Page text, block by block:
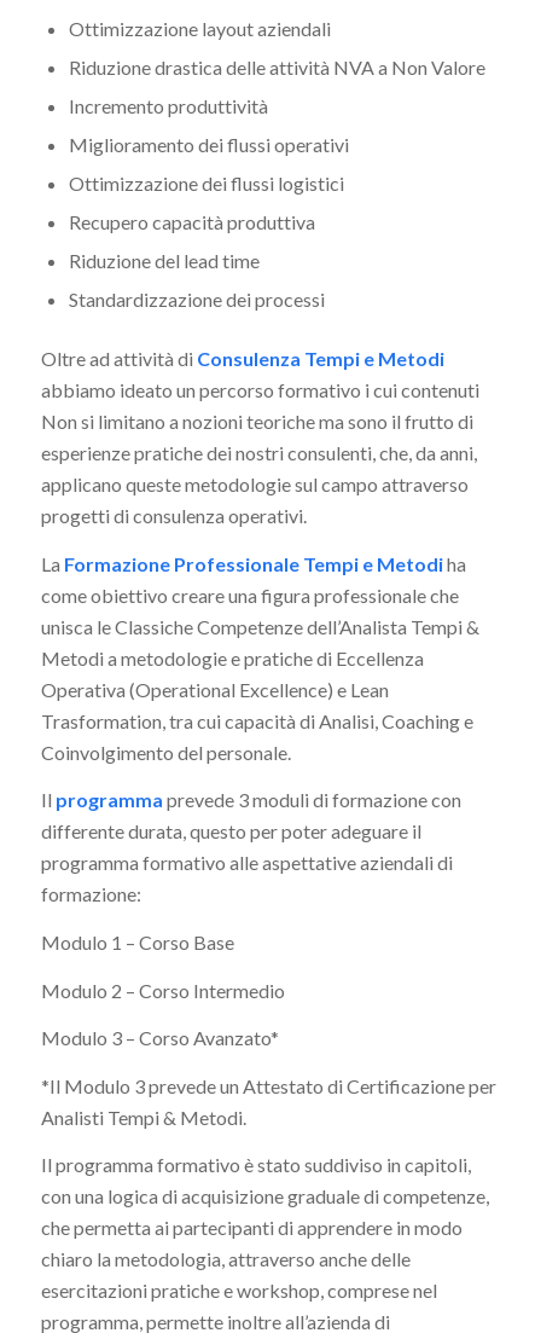
Ottimizzazione layout aziendali
Riduzione drastica delle attività NVA a Non Valore
Incremento produttività
Miglioramento dei flussi operativi
Ottimizzazione dei flussi logistici
Recupero capacità produttiva
Riduzione del lead time
Standardizzazione dei processi
Oltre ad attività di Consulenza Tempi e Metodi
abbiamo ideato un percorso formativo i cui contenuti
Non si limitano a nozioni teoriche ma sono il frutto di
esperienze pratiche dei nostri consulenti, che, da anni,
applicano queste metodologie sul campo attraverso
progetti di consulenza operativi.
La Formazione Professionale Tempi e Metodiha
come obiettivo creare una figura professionale che
unisca le Classiche Competenze dell’Analista Tempi &
Metodi a metodologie e pratiche di Eccellenza
Operativa (Operational Excellence) e Lean
Trasformation, tra cui capacità di Analisi, Coaching e
Coinvolgimento del personale.
Il programma prevede 3 moduli di formazione con
differente durata, questo per poter adeguare il
programma formativo alle aspettative aziendali di
formazione:
Modulo 1 – Corso Base
Modulo 2 – Corso Intermedio
Modulo 3 – Corso Avanzato*
*Il Modulo 3 prevede un Attestato di Certificazione per
Analisti Tempi & Metodi.
Il programma formativo è stato suddiviso in capitoli,
con una logica di acquisizione graduale di competenze,
che permetta ai partecipanti di apprendere in modo
chiaro la metodologia, attraverso anche delle
esercitazioni pratiche e workshop, comprese nel
programma, permette inoltre all’azienda di